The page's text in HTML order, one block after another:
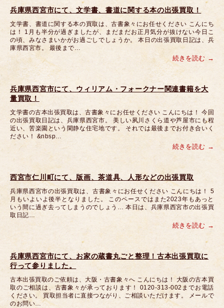
兵庫県西宮市にて、文学書、書道に関する本の出張買取！
文学書、書道に関する本の買取は、古書象々にお任せください こんにち
は！ 1月も半分が過ぎましたが、まだまだお正月気分が抜けない今日こ
の頃、みなさまいかがお過ごしでしょうか。 本日の出張買取日記は、兵
庫県西宮市。 最後まで…
続きを読む
兵庫県西宮市にて、ウィリアム・フォークナー関連書籍を大
量買取！
文学書の古本出張買取は、古書象々にお任せください こんにちは！ 今回
の出張買取日記は、兵庫県西宮市。 美しい夙川さくら道や芦屋市にも程
近い、苦楽園という閑静な住宅地です。 それでは最後までお付き合いく
ださい！ &nbsp…
続きを読む
西宮市仁川町にて、版画、茶道具、人形などの出張買取
兵庫県西宮市の出張買取は、古書象々にお任せください こんにちは！ 5
月もいよいよ後半となりました。 このペースではまた2023年もあっと
いう間に過ぎ去ってしまうのでしょう… 本日は、兵庫県西宮市の出張買
取日記…
続きを読む
兵庫県西宮市にて、お家の蔵書丸ごと整理！古本出張買取に
行って参りました。
古本出張買取のご依頼は、大阪・古書象々へ こんにちは！ 大阪の古本買
取のご相談は、古書象々が承っております！ 0120-313-002までお電話
ください。 買取担当者に直接つながり、ご相談いただけます。 メールで
のお問い…